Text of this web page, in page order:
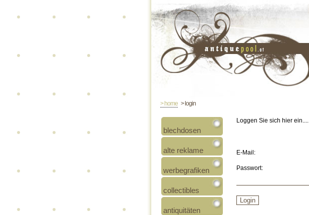
> home > login
blechdosen
alte reklame
werbegrafiken
collectibles
antiquitäten
Loggen Sie sich hier ein....
E-Mail:
Passwort: